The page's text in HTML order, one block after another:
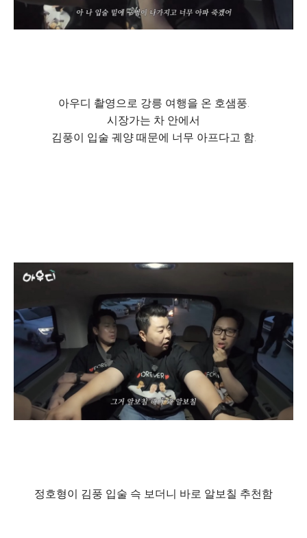
아우디 촬영으로 강릉 여행을 온 호샘풍.
시장가는 차 안에서
김풍이 입술 궤양 때문에 너무 아프다고 함.
정호형이 김풍 입술 슥 보더니 바로 알보칠 추천함